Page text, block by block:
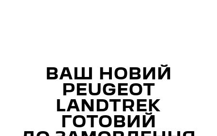
ВАШ НОВИЙ
PEUGEOT
LANDTREK
ГОТОВИЙ